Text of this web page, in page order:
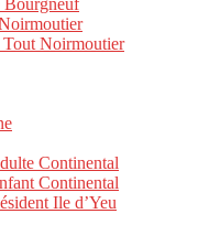
Bourgneuf
Noirmoutier
Continental
Continental
Ile d’Yeu